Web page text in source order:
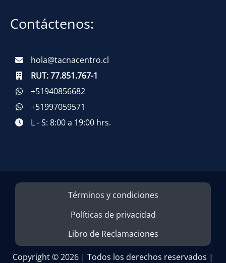
Contáctenos:
hola@tacnacentro.cl
RUT:77.851.767-1
+51940856682
+51997059571
L - S: 8:00 a 19:00 hrs.
Términos y condiciones
Políticas de privacidad
Libro de Reclamaciones
Copyright © 2026 | Todos los derechos reservados |